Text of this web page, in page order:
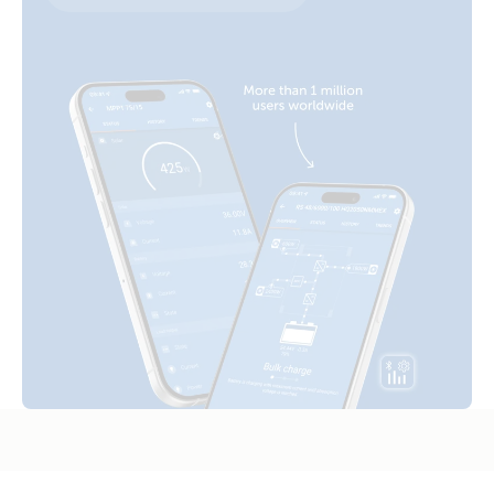
LiFePO4 Battery 25.6V 100Ah NG (left)
LiFePO4 Battery 25.6V 100Ah NG (right)
LiFePO4 Battery 25.6V 200Ah NG (front)
LiFePO4 Battery 25.6V 200Ah NG (right)
LiFePO4 Battery 25.6V 300Ah NG (front-angle)
LiFePO4 Battery 25.6V 300Ah NG (front)
MultiPlus-II 3KW 230VAC 12VDC 600Ah Li Lynx Smart BMS &
distributors Cerbo GX touch generator MPPT Orion Tr
Quattro 3kVA 230VAC 12VDC 2x300Ah Li-NG Lynx Class-T
Smart BMS-NG Distributor Cerbo GX touch-50 SBP-220
generator MPPT 100/50 extra Alternator WS500-Pro
Quattro 5kVA 120-240VAC 24VDC split phase 3x200Ah Li-
NG VE.Bus BMS-NG Class-T fuses Distributor Cerbo GX
touch-70 SBP-220 generator MPPT BMV Orion XS
UN 38.3 Transportation Certificate 25,6V-300Ah Lithium NG
battery
UN 38.3 Transportation Certificate 51,2V-100Ah Lithium NG